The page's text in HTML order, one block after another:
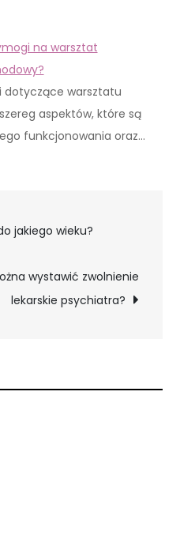
na warsztat
dotyczące warsztatu
aspektów, które są
funkcjonowania oraz…
jakiego wieku?
wystawić zwolnienie
lekarskie psychiatra?